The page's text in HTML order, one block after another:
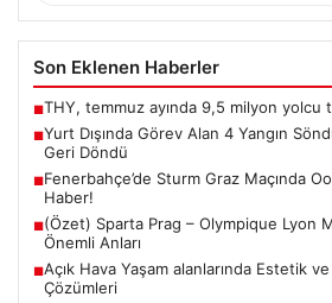
Son Eklenen Haberler
■THY, temmuz ayında 9,5 milyon yolcu
■Yurt Dışında Görev Alan 4 Yangın
Geri Döndü
■Fenerbahçe’de Sturm Graz Maçında
Haber!
■(Özet) Sparta Prag – Olympique Lyon
Önemli Anları
■Açık Hava Yaşam alanlarında Estetik
Çözümleri